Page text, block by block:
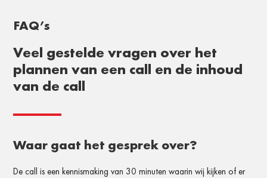
FAQ’s
Veel gestelde vragen over het
plannen van een call en de inhoud
van de call
Waar gaat het gesprek over?
De call is een kennismaking van 30 minuten waarin wij kijken of er